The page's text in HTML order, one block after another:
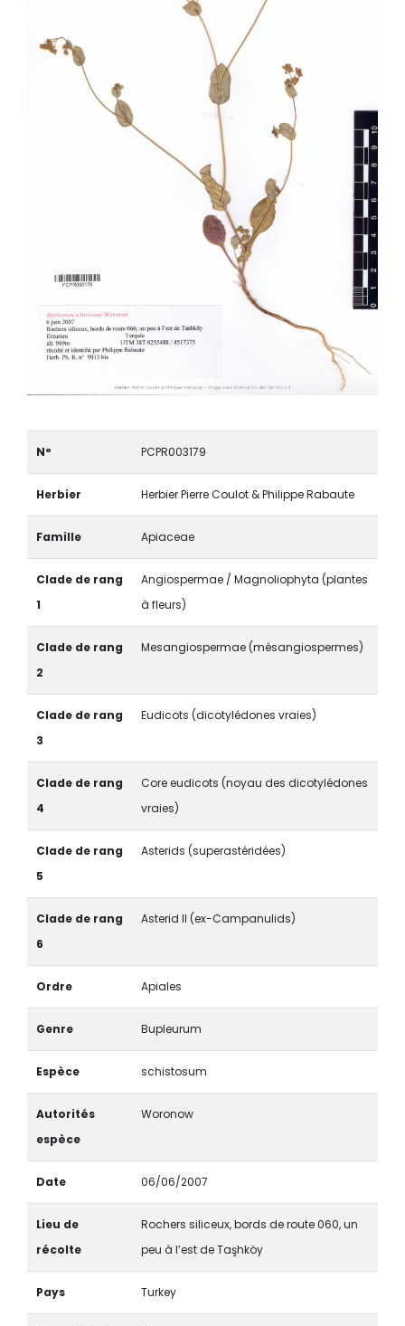
N° PCPR003179
Herbier Herbier Pierre Coulot & Philippe Rabaute
Famille Apiaceae
Clade de rang
1
Angiospermae / Magnoliophyta (plantes
à fleurs)
Clade de rang
2
Mesangiospermae (mésangiospermes)
Clade de rang
3
Eudicots (dicotylédones vraies)
Clade de rang
4
Core eudicots (noyau des dicotylédones
vraies)
Clade de rang
5
Asterids (superastéridées)
Clade de rang
6
Asterid II (ex-Campanulids)
Ordre Apiales
Genre Bupleurum
Espèce schistosum
Autorités
espèce
Woronow
Date 06/06/2007
Lieu de
récolte
Rochers siliceux, bords de route 060, un
peu à l’est de Taşhköy
Pays Turkey